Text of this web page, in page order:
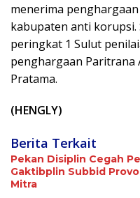
menerima
kabupaten anti
peringkat 1 Sulut
penghargaan Paritrana
Pratama.
(HENGLY)
Berita Terkait
Pekan Disiplin Cegah
Gaktibplin Subbid
Mitra